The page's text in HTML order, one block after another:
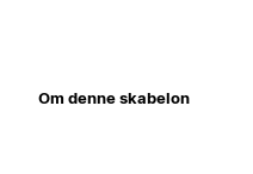
Om denne skabelon